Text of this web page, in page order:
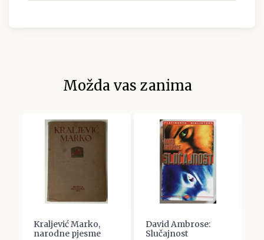
Možda vas zanima
Kraljević Marko,
narodne pjesme
David Ambrose:
Slučajnost